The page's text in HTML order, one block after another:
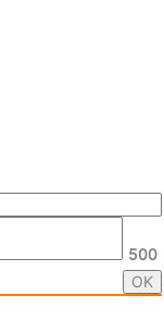
500